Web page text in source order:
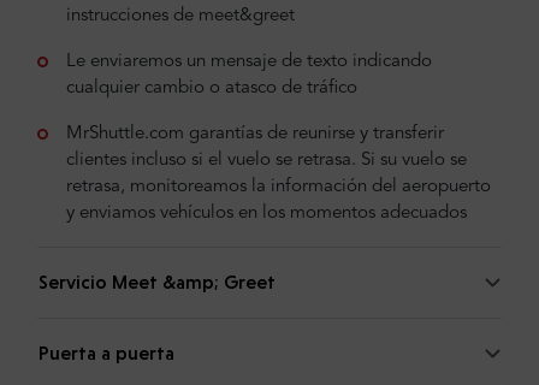
instrucciones de meet&greet
Le enviaremos un mensaje de texto indicando
cualquier cambio o atasco de tráfico
MrShuttle.com garantías de reunirse y transferir
clientes incluso si el vuelo se retrasa. Si su vuelo se
retrasa, monitoreamos la información del aeropuerto
y enviamos vehículos en los momentos adecuados
Servicio Meet &amp; Greet
Puerta a puerta